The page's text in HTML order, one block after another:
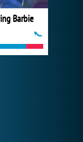
Barbie